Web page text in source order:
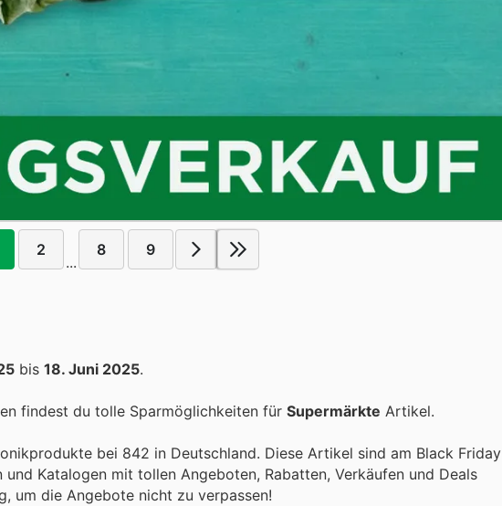
2
...
8 9
bis 18. Juni 2025.
findest du tolle Sparmöglichkeiten für Supermärkte Artikel.
bei 842 in Deutschland. Diese Artikel sind am Black Friday
Katalogen mit tollen Angeboten, Rabatten, Verkäufen und Deals
um die Angebote nicht zu verpassen!